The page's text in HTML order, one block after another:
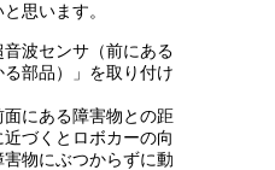
思います。
波センサ（前にある
部品）」を取り付け
にある障害物との距
づくとロボカーの向
物にぶつからずに動